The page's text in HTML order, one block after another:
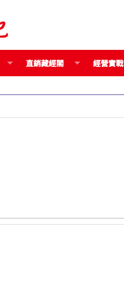
直銷藏經閣 經營實戰